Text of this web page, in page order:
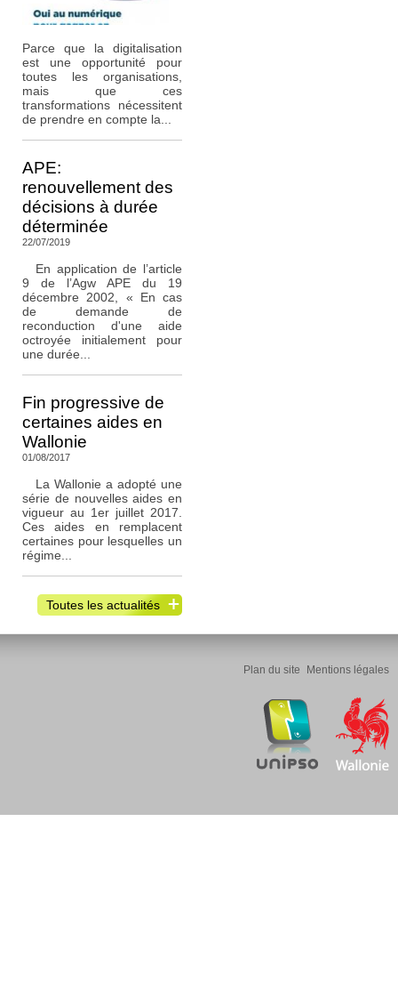
Parce que la digitalisation
est une opportunité pour
toutes les organisations,
mais que ces
transformations nécessitent
de prendre en compte la...
APE:
renouvellement des
décisions à durée
déterminée
22/07/2019
En application de l’article
9 de l’Agw APE du 19
décembre 2002, « En cas
de demande de
reconduction d'une aide
octroyée initialement pour
une durée...
Fin progressive de
certaines aides en
Wallonie
01/08/2017
La Wallonie a adopté une
série de nouvelles aides en
vigueur au 1er juillet 2017.
Ces aides en remplacent
certaines pour lesquelles un
régime...
Toutes les actualités
Plan du site Mentions légales